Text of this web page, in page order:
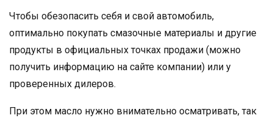
Чтобы обезопасить себя и свой автомобиль,
оптимально покупать смазочные материалы и другие
продукты в официальных точках продажи (можно
получить информацию на сайте компании) или у
проверенных дилеров.
При этом масло нужно внимательно осматривать, так